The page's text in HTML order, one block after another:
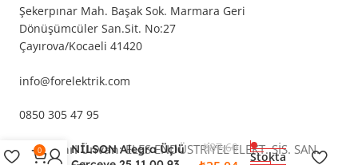
Şekerpınar Mah. Başak Sok. Marmara Geri
Dönüşümcüler San.Sit. No:27
Çayırova/Kocaeli 41420
info@forelektrik.com
0850 305 47 95
Tam Ticari Ünvan:ELES ENDÜSTRİYEL ELEKT. SİS. SAN.
NİLSON Alegra Üçlü
₺87,60
Stokta
0